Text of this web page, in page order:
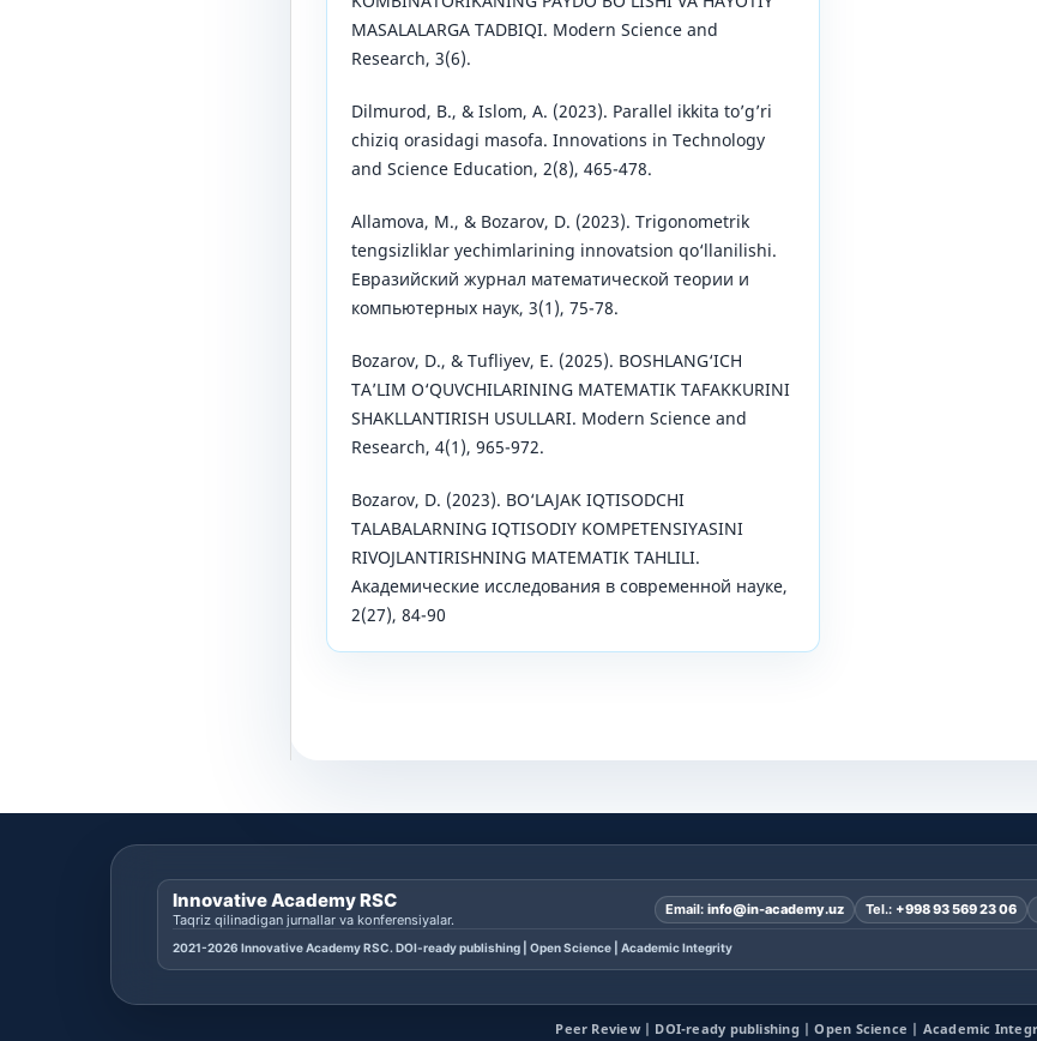
MASALALARGA TADBIQI. Modern Science and
Research, 3(6).
Dilmurod, B., & Islom, A. (2023). Parallel ikkita to’g’ri
chiziq orasidagi masofa. Innovations in Technology
and Science Education, 2(8), 465-478.
Allamova, M., & Bozarov, D. (2023). Trigonometrik
tengsizliklar yechimlarining innovatsion qo‘llanilishi.
Евразийский журнал математической теории и
компьютерных наук, 3(1), 75-78.
Bozarov, D., & Tufliyev, E. (2025). BOSHLANG‘ICH
TA’LIM O‘QUVCHILARINING MATEMATIK TAFAKKURINI
SHAKLLANTIRISH USULLARI. Modern Science and
Research, 4(1), 965-972.
Bozarov, D. (2023). BO‘LAJAK IQTISODCHI
TALABALARNING IQTISODIY KOMPETENSIYASINI
RIVOJLANTIRISHNING MATEMATIK TAHLILI.
Академические исследования в современной науке,
2(27), 84-90
Innovative Academy RSC
Taqriz qilinadigan jurnallar va konferensiyalar.
Email: info@in-academy.uz Tel.: +998 93 569 23 06
2021-2026 Innovative Academy RSC. DOI-ready publishing | Open Science | Academic Integrity